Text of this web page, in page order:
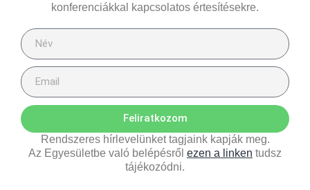
konferenciákkal kapcsolatos értesítésekre.
Feliratkozom
Rendszeres hírlevelünket tagjaink kapják meg.
Az Egyesületbe való belépésről ezen a linken tudsz
tájékozódni.